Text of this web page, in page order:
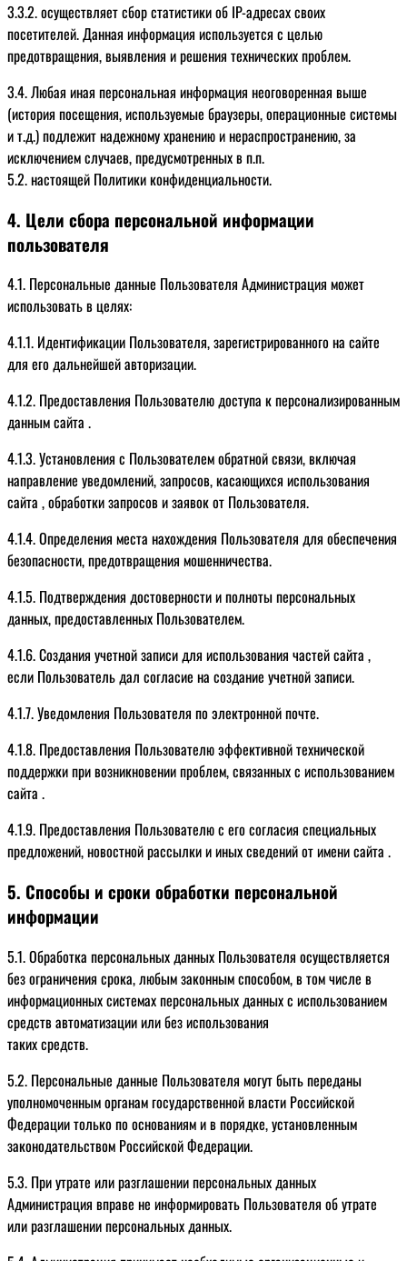
3.3.2. осуществляет сбор статистики об IP-адресах своих
посетителей. Данная информация используется с целью
предотвращения, выявления и решения технических проблем.
3.4. Любая иная персональная информация неоговоренная выше
(история посещения, используемые браузеры, операционные системы
и т.д.) подлежит надежному хранению и нераспространению, за
исключением случаев, предусмотренных в п.п.
5.2. настоящей Политики конфиденциальности.
4. Цели сбора персональной информации
пользователя
4.1. Персональные данные Пользователя Администрация может
использовать в целях:
4.1.1. Идентификации Пользователя, зарегистрированного на сайте
для его дальнейшей авторизации.
4.1.2. Предоставления Пользователю доступа к персонализированным
данным сайта .
4.1.3. Установления с Пользователем обратной связи, включая
направление уведомлений, запросов, касающихся использования
сайта , обработки запросов и заявок от Пользователя.
4.1.4. Определения места нахождения Пользователя для обеспечения
безопасности, предотвращения мошенничества.
4.1.5. Подтверждения достоверности и полноты персональных
данных, предоставленных Пользователем.
4.1.6. Создания учетной записи для использования частей сайта ,
если Пользователь дал согласие на создание учетной записи.
4.1.7. Уведомления Пользователя по электронной почте.
4.1.8. Предоставления Пользователю эффективной технической
поддержки при возникновении проблем, связанных с использованием
сайта .
4.1.9. Предоставления Пользователю с его согласия специальных
предложений, новостной рассылки и иных сведений от имени сайта .
5. Способы и сроки обработки персональной
информации
5.1. Обработка персональных данных Пользователя осуществляется
без ограничения срока, любым законным способом, в том числе в
информационных системах персональных данных с использованием
средств автоматизации или без использования
таких средств.
5.2. Персональные данные Пользователя могут быть переданы
уполномоченным органам государственной власти Российской
Федерации только по основаниям и в порядке, установленным
законодательством Российской Федерации.
5.3. При утрате или разглашении персональных данных
Администрация вправе не информировать Пользователя об утрате
или разглашении персональных данных.